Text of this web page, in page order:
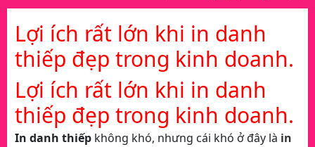
Lợi ích rất lớn khi in danh
thiếp đẹp trong kinh doanh.
Lợi ích rất lớn khi in danh
thiếp đẹp trong kinh doanh.
In danh thiếp không khó, nhưng cái khó ở đây là in